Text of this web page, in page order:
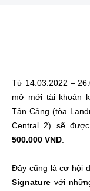
Từ 14.03.2022 –
mở mới tài khoản
Tân Cảng (tòa
Central 2) sẽ
500.000 VND.
Đây cũng là cơ hội
Signaturevới